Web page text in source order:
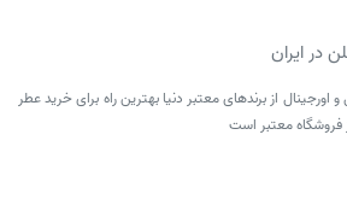
در ایران
از برندهای معتبر دنیا بهترین راه برای خرید عطر
فروشگاه معتبر است